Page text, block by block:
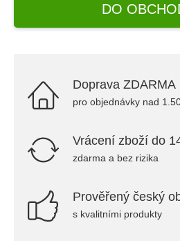
DO
Doprava ZDARMA
pro objednávky nad
Vrácení zboží do
zdarma a bez rizika
Prověřený český
s kvalitními produkty